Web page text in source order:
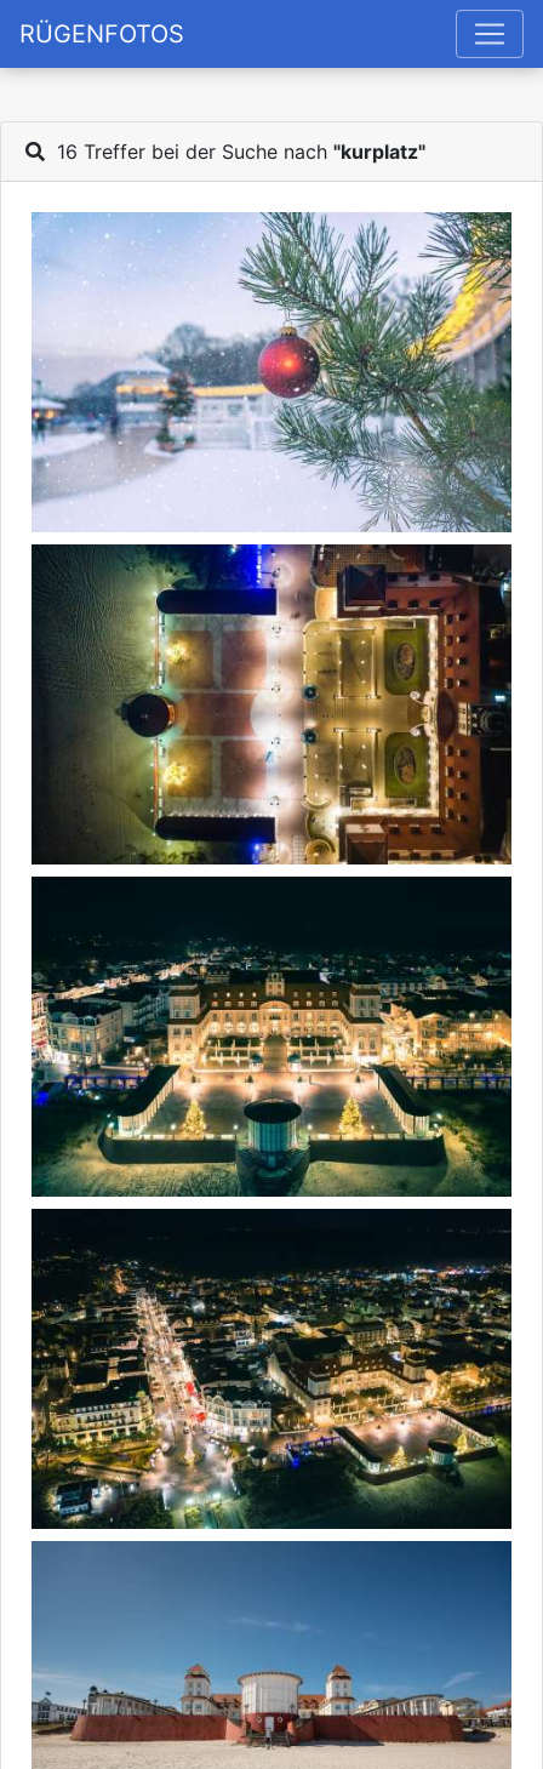
RÜGENFOTOS
16 Treffer bei der Suche nach "kurplatz"